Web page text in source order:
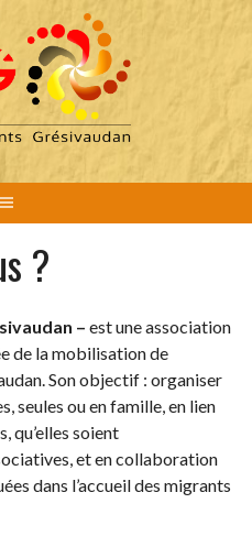
?
– est une association
de la mobilisation de
Son objectif : organiser
seules ou en famille, en lien
qu’elles soient
et en collaboration
dans l’accueil des migrants